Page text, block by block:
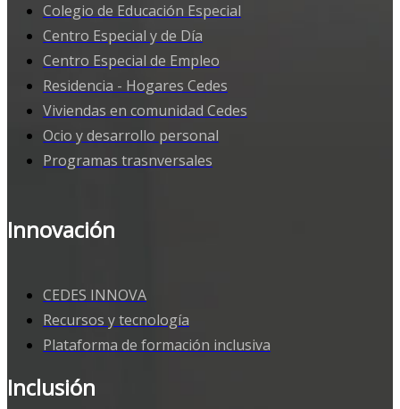
Colegio de Educación Especial
Centro Especial y de Día
Centro Especial de Empleo
Residencia - Hogares Cedes
Viviendas en comunidad Cedes
Ocio y desarrollo personal
Programas trasnversales
Innovación
CEDES INNOVA
Recursos y tecnología
Plataforma de formación inclusiva
Inclusión